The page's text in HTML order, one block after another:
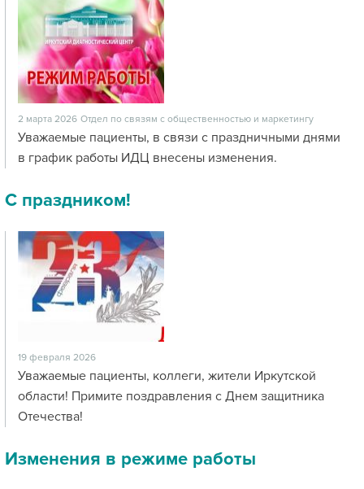
2 марта 2026 Отдел по связям с общественностью и маркетингу
Уважаемые пациенты, в связи с праздничными днями
в график работы ИДЦ внесены изменения.
С праздником!
19 февраля 2026
Уважаемые пациенты, коллеги, жители Иркутской
области! Примите поздравления с Днем защитника
Отечества!
Изменения в режиме работы